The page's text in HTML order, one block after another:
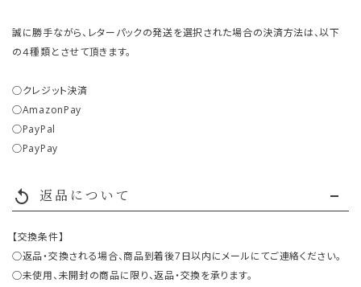
誠に勝手ながら、レターパックの発送を選択された場合の決済方法は、以下
の４種類とさせて頂きます。
○クレジット決済
○AmazonPay
○PayPal
○PayPay
replay 返品について
【交換条件】
○返品・交換される場合、商品到着後7日以内にメールにてご連絡ください。
○未使用、未開封の商品に限り、返品・交換を承ります。